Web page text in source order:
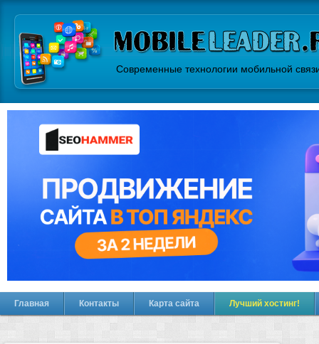
Современные технологии мобильной
Главная Контакты Карта сайта Лучший хостинг!